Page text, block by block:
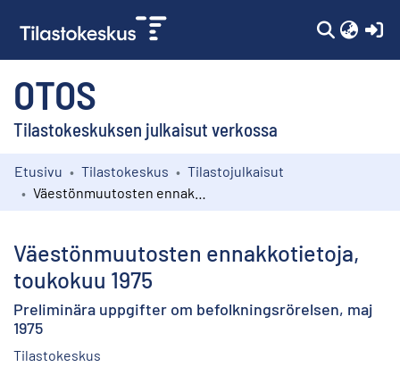
OTOS
Tilastokeskuksen julkaisut verkossa
Kokoelmat
Etusivu Tilastokeskus
Tilastojulkaisut
Väestönmuutosten ennakkotietoja,
toukokuu 1975
Preliminära uppgifter om befolkningsrörelsen, maj
1975
Tilastokeskus